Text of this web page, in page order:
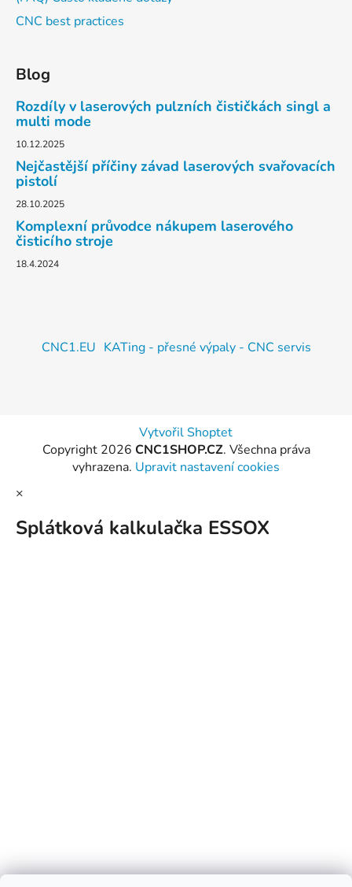
CNC best practices
Blog
Rozdíly v laserových pulzních čističkách singl a
multi mode
10.12.2025
Nejčastější příčiny závad laserových svařovacích
pistolí
28.10.2025
Komplexní průvodce nákupem laserového
čisticího stroje
18.4.2024
CNC1.EU KATing - přesné výpaly - CNC servis
Vytvořil Shoptet
Copyright 2026 CNC1SHOP.CZ. Všechna práva
vyhrazena. Upravit nastavení cookies
×
Splátková kalkulačka ESSOX